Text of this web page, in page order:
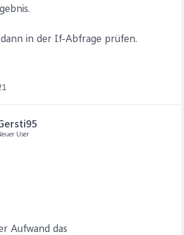
in der If-Abfrage prüfen.
User
Aufwand das